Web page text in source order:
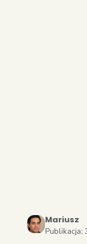
Mariusz
Publikacja: